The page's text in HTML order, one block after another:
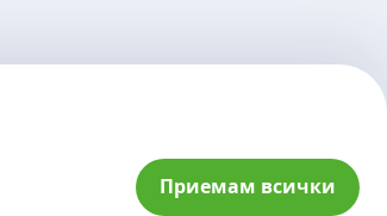
Приемам всички
© 2026 „Банка ДСК“ АД